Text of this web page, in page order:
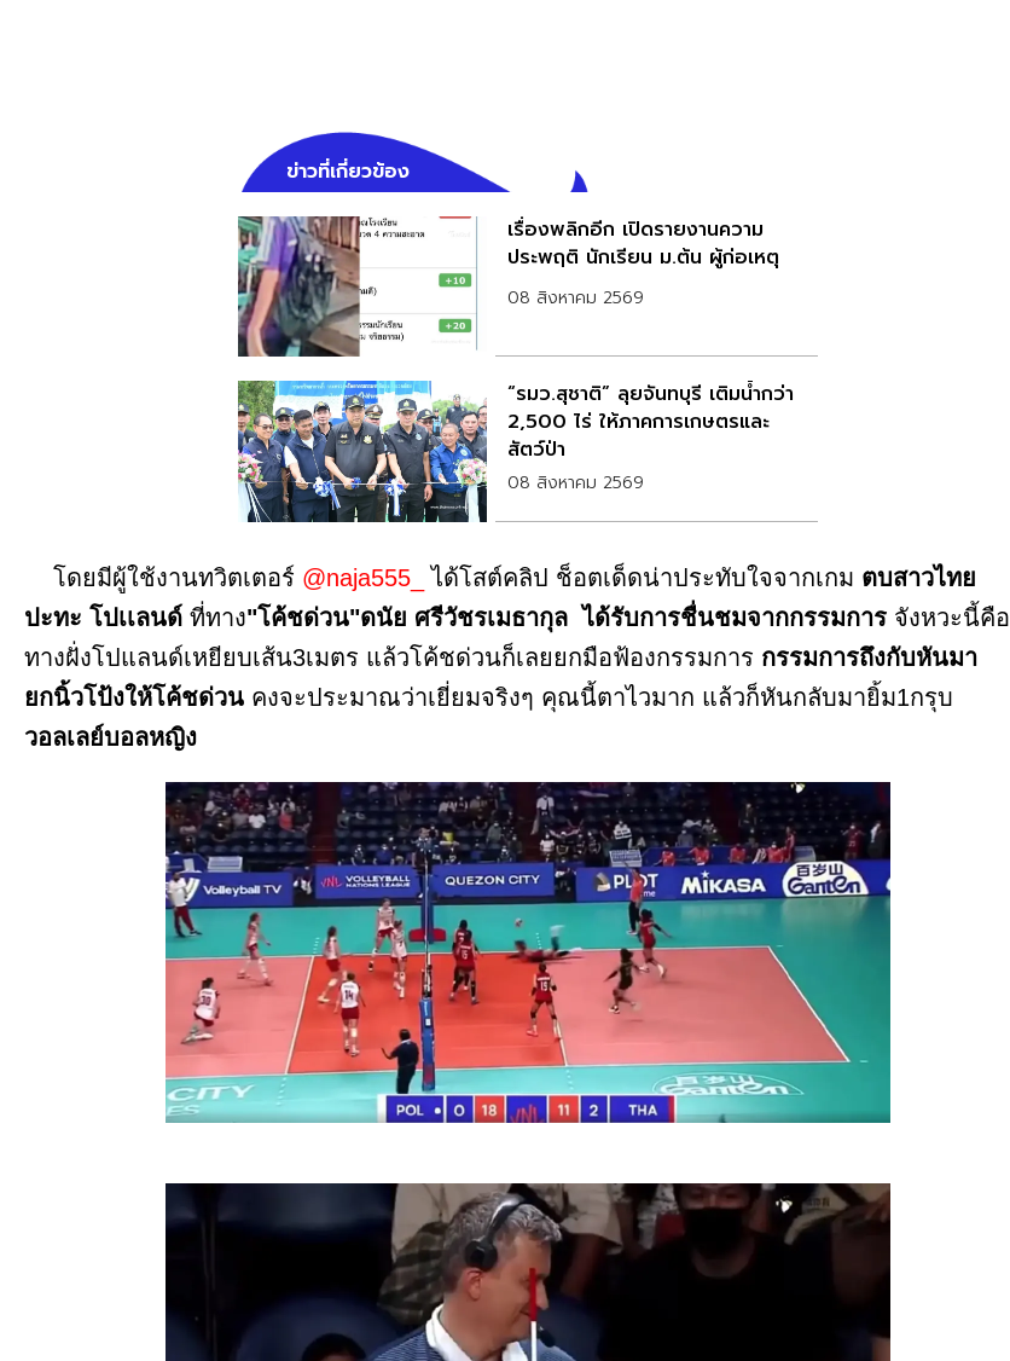
ข่าวที่เกี่ยวข้อง
เรื่องพลิกอีก เปิดรายงานความ
ประพฤติ นักเรียน ม.ต้น ผู้ก่อเหตุ
08 สิงหาคม 2569
“รมว.สุชาติ” ลุยจันทบุรี เติมน้ำกว่า
2,500 ไร่ ให้ภาคการเกษตรและ
สัตว์ป่า
08 สิงหาคม 2569
โดยมีผู้ใช้งานทวิตเตอร์ @naja555_ ได้โสต์คลิป ช็อตเด็ดน่าประทับใจจากเกม ตบสาวไทย
ปะทะ โปเเลนด์ ที่ทาง"โค้ชด่วน"ดนัย ศรีวัชรเมธากุล ได้รับการชื่นชมจากกรรมการ จังหวะนี้คือ
ทางฝั่งโปแลนด์เหยียบเส้น3เมตร แล้วโค้ชด่วนก็เลยยกมือฟ้องกรรมการ กรรมการถึงกับหันมา
ยกนิ้วโป้งให้โค้ชด่วน คงจะประมาณว่าเยี่ยมจริงๆ คุณนี้ตาไวมาก แล้วก็หันกลับมายิ้ม1กรุบ
วอลเลย์บอลหญิง